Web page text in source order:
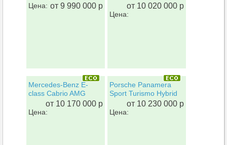
от 9 990 000 р
Цена: от 10 020 000 р
Цена:
Mercedes-Benz E-
class Cabrio AMG
от 10 170 000 р
Цена:
Porsche Panamera
Sport Turismo Hybrid
от 10 230 000 р
Цена: